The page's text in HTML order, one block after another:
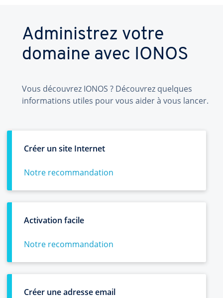
Administrez votre
domaine avec IONOS
Vous découvrez IONOS ? Découvrez quelques
informations utiles pour vous aider à vous lancer.
Créer un site Internet
Notre recommandation
Activation facile
Notre recommandation
Créer une adresse email